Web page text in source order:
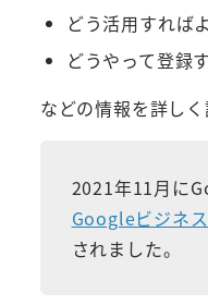
どう活用すれば
どうやって登録
などの情報を詳しく
2021年11月に
Googleビジネ
されました。